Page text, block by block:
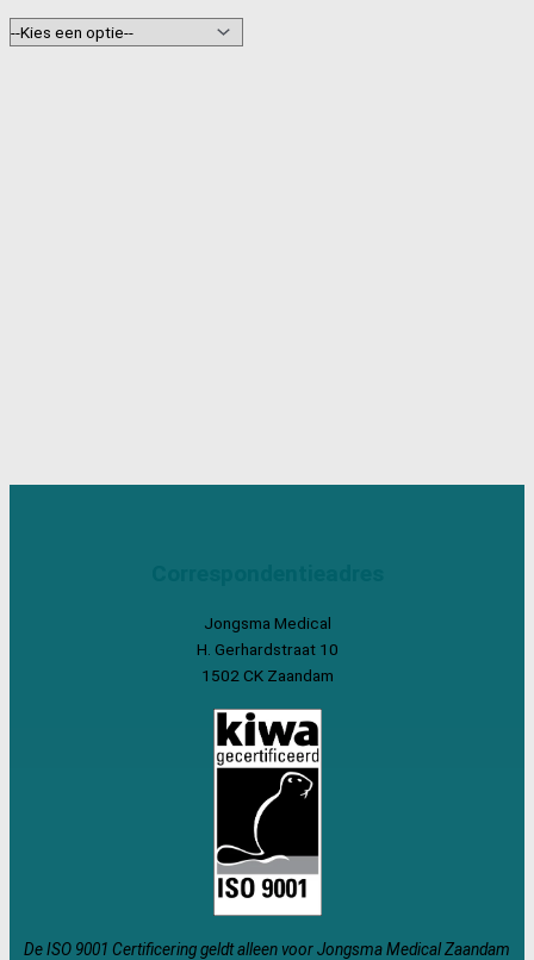
Jongsma Medical
H. Gerhardstraat 10
1502 CK Zaandam
De ISO 9001 Certificering geldt alleen voor Jongsma Medical Zaandam